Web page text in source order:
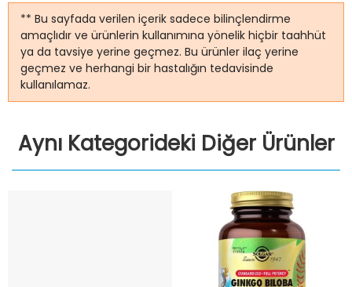
** Bu sayfada verilen içerik sadece bilinçlendirme
amaçlıdır ve ürünlerin kullanımına yönelik hiçbir taahhüt
ya da tavsiye yerine geçmez. Bu ürünler ilaç yerine
geçmez ve herhangi bir hastalığın tedavisinde
kullanılamaz.
Aynı Kategorideki Diğer Ürünler